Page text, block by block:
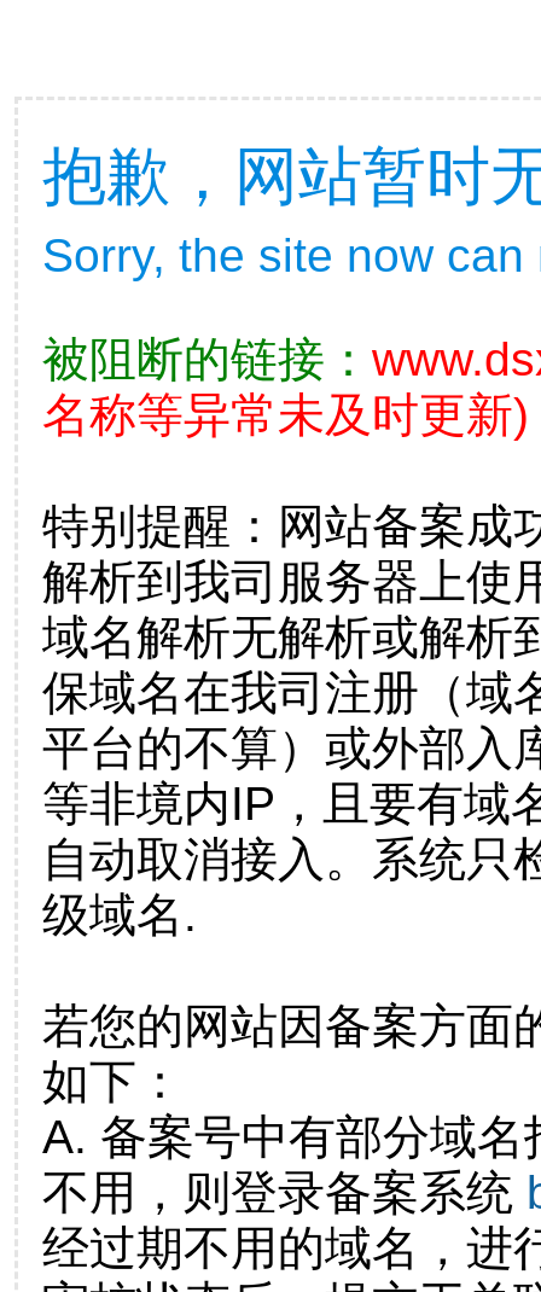
抱歉，网站暂时
Sorry, the site now
被阻断的链接：
名称等异常未及时更新)
特别提醒：网站备案成
解析到我司服务器上使
域名解析无解析或解析
保域名在我司注册（域
平台的不算）或外部入
等非境内IP，且要有域
自动取消接入。系统只
级域名.
若您的网站因备案方面
如下：
A. 备案号中有部分域
不用，则登录备案系统
经过期不用的域名，进